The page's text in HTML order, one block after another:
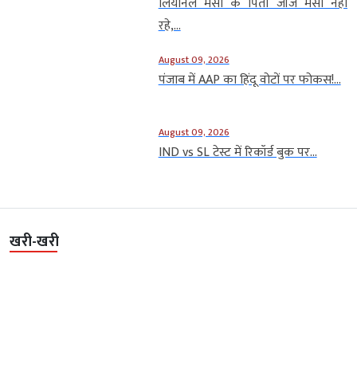
रहे,...
August 09, 2026
पंजाब में AAP का हिंदू वोटों पर फोकस!...
August 09, 2026
IND vs SL टेस्ट में रिकॉर्ड बुक पर...
खरी-खरी